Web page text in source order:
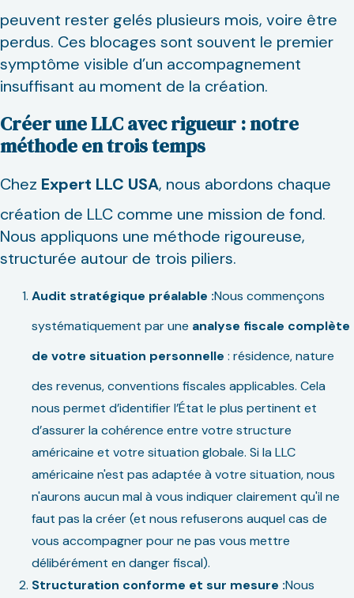
peuvent rester gelés plusieurs mois, voire être
perdus. Ces blocages sont souvent le premier
symptôme visible d’un accompagnement
insuffisant au moment de la création.
Créer une LLC avec rigueur : notre
méthode en trois temps
Chez Expert LLC USA, nous abordons chaque
création de LLC comme une mission de fond.
Nous appliquons une méthode rigoureuse,
structurée autour de trois piliers.
Audit stratégique préalable :Nous commençons
systématiquement par une analyse fiscale complète
de votre situation personnelle : résidence, nature
des revenus, conventions fiscales applicables. Cela
nous permet d’identifier l’État le plus pertinent et
d’assurer la cohérence entre votre structure
américaine et votre situation globale. Si la LLC
américaine n'est pas adaptée à votre situation, nous
n'aurons aucun mal à vous indiquer clairement qu'il ne
faut pas la créer (et nous refuserons auquel cas de
vous accompagner pour ne pas vous mettre
délibérément en danger fiscal).
Structuration conforme et sur mesure :Nous